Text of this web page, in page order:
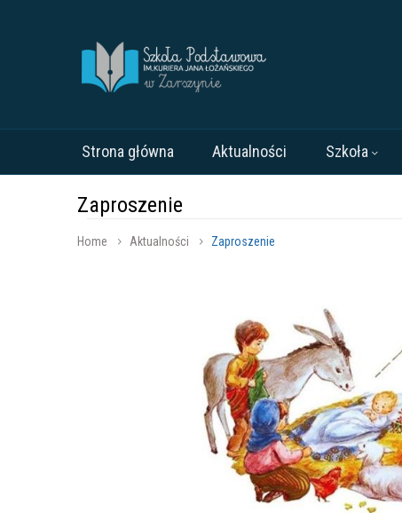
Strona główna Aktualności Szkoła
Zaproszenie
Home Aktualności Zaproszenie